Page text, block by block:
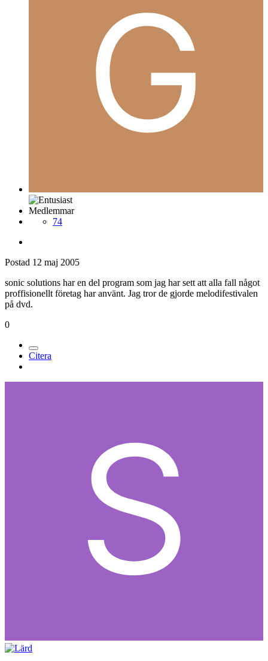
Medlemmar
74
Postad 12 maj 2005
sonic solutions har en del program som jag har sett att alla fall något
proffisionellt företag har använt. Jag tror de gjorde melodifestivalen
på dvd.
0
Citera